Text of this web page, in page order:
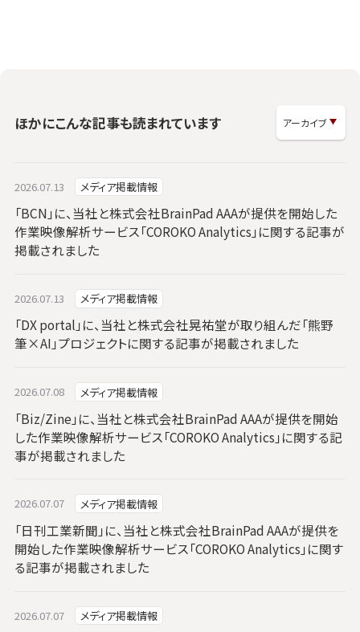
ほかにこんな記事も読まれています
2026.07.13 メディア掲載情報
「BCN」に、当社と株式会社BrainPad AAAが提供を開始した
作業映像解析サービス「COROKO Analytics」に関する記事が
掲載されました
2026.07.13 メディア掲載情報
「DX portal」に、当社と株式会社晃祐堂が取り組んだ「熊野
筆×AI」プロジェクトに関する記事が掲載されました
2026.07.08 メディア掲載情報
「Biz/Zine」に、当社と株式会社BrainPad AAAが提供を開始
した作業映像解析サービス「COROKO Analytics」に関する記
事が掲載されました
2026.07.07 メディア掲載情報
「日刊工業新聞」に、当社と株式会社BrainPad AAAが提供を
開始した作業映像解析サービス「COROKO Analytics」に関す
る記事が掲載されました
2026.07.07 メディア掲載情報